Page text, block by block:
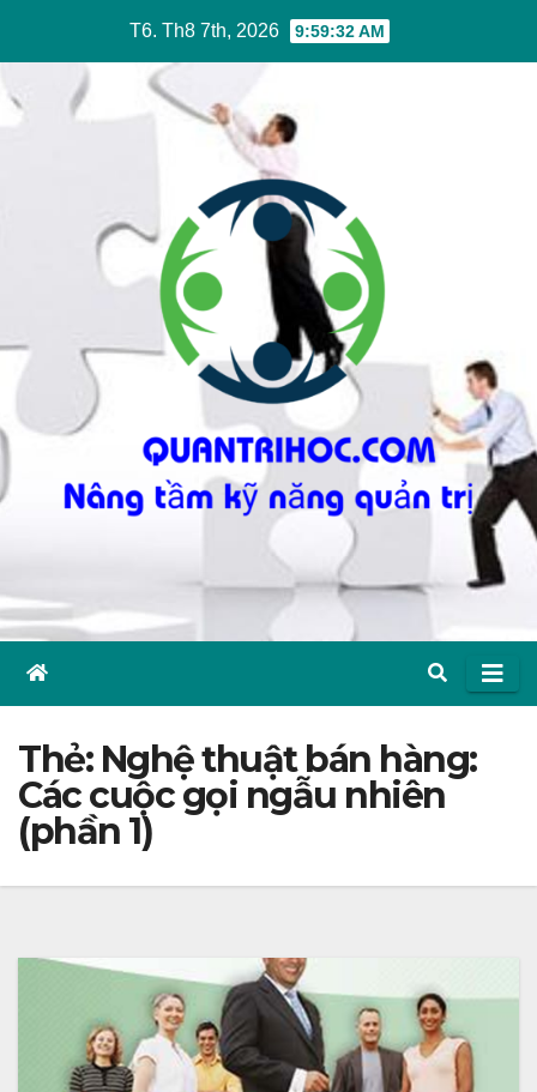
T6. Th8 7th, 2026 9:59:32 AM
Thẻ: Nghệ thuật bán hàng:
Các cuộc gọi ngẫu nhiên
(phần 1)